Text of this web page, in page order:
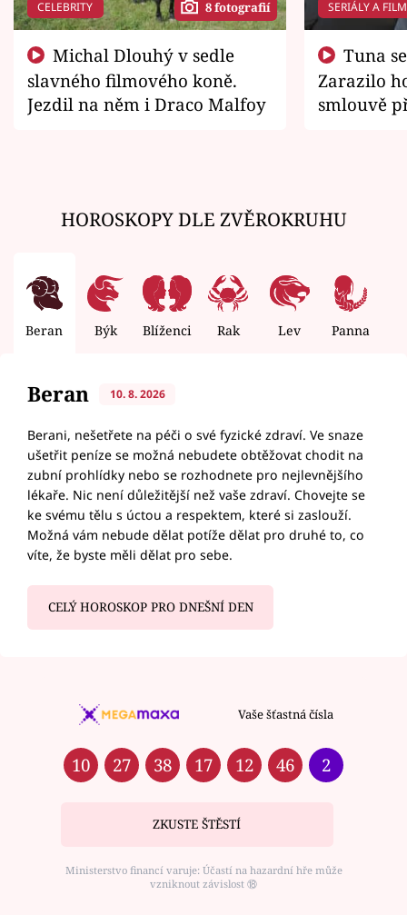
CELEBRITY 8 fotografií
slavného filmového koně.
Jezdil na něm i Draco Malfoy
SERIÁLY A
Zarazilo
smlouvě
HOROSKOPY DLE ZVĚROKRUHU
Beran Býk Blíženci Rak Lev Panna
Beran 10. 8. 2026
Berani, nešetřete na péči o své fyzické zdraví. Ve snaze
ušetřit peníze se možná nebudete obtěžovat chodit na
zubní prohlídky nebo se rozhodnete pro nejlevnějšího
lékaře. Nic není důležitější než vaše zdraví. Chovejte se
ke svému tělu s úctou a respektem, které si zaslouží.
Možná vám nebude dělat potíže dělat pro druhé to, co
víte, že byste měli dělat pro sebe.
CELÝ HOROSKOP PRO DNEŠNÍ DEN
Vaše šťastná čísla
10 27 38 17 12 46 2
ZKUSTE ŠTĚSTÍ
Ministerstvo financí varuje: Účastí na hazardní hře může
vzniknout závislost ⑱